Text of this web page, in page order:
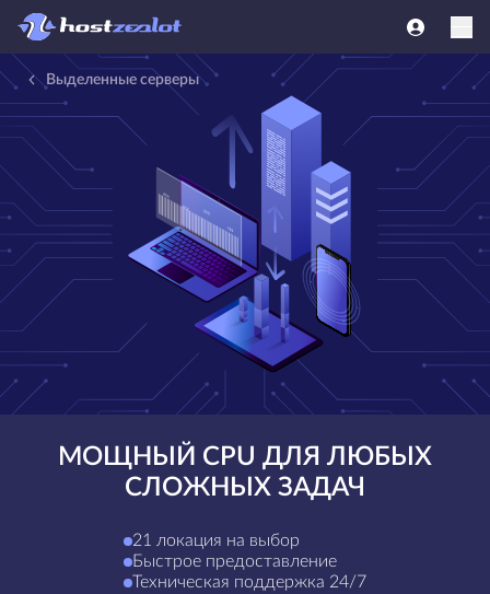
Выделенные серверы
МОЩНЫЙ CPU ДЛЯ ЛЮБЫХ
СЛОЖНЫХ ЗАДАЧ
21 локация на выбор
Быстрое предоставление
Техническая поддержка 24/7